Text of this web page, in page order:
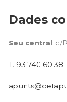
Dades
Seu central: c/
T. 93 740 60 38